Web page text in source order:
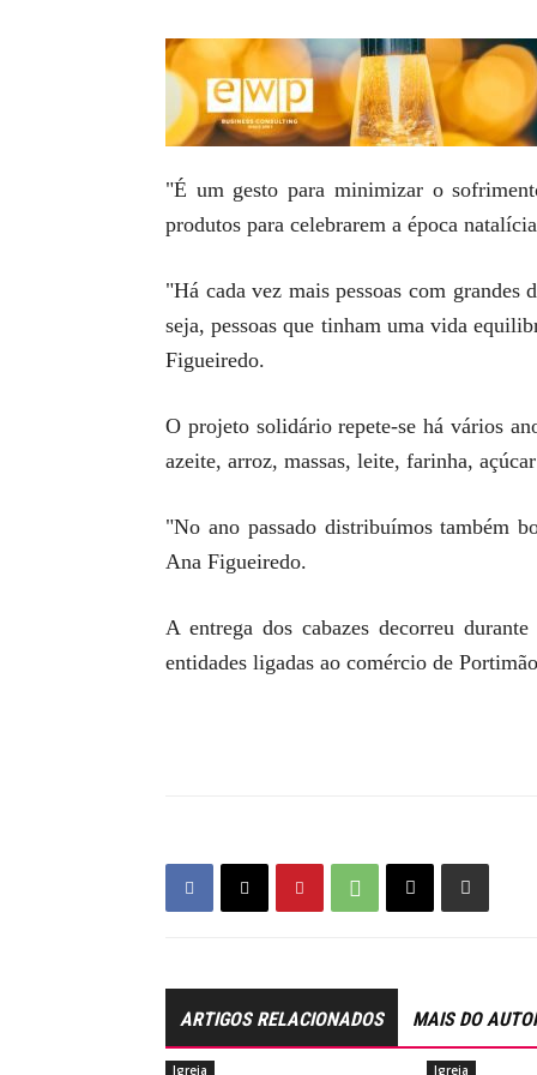
"É um gesto para minimizar o
produtos para celebrarem a época
"Há cada vez mais pessoas com
seja, pessoas que tinham uma vida
Figueiredo.
O projeto solidário repete-se há vários
azeite, arroz, massas, leite, farinha,
"No ano passado distribuímos também
Ana Figueiredo.
A entrega dos cabazes decorreu
entidades ligadas ao comércio de
ARTIGOS RELACIONADOS MAIS DO
Igreja Igreja